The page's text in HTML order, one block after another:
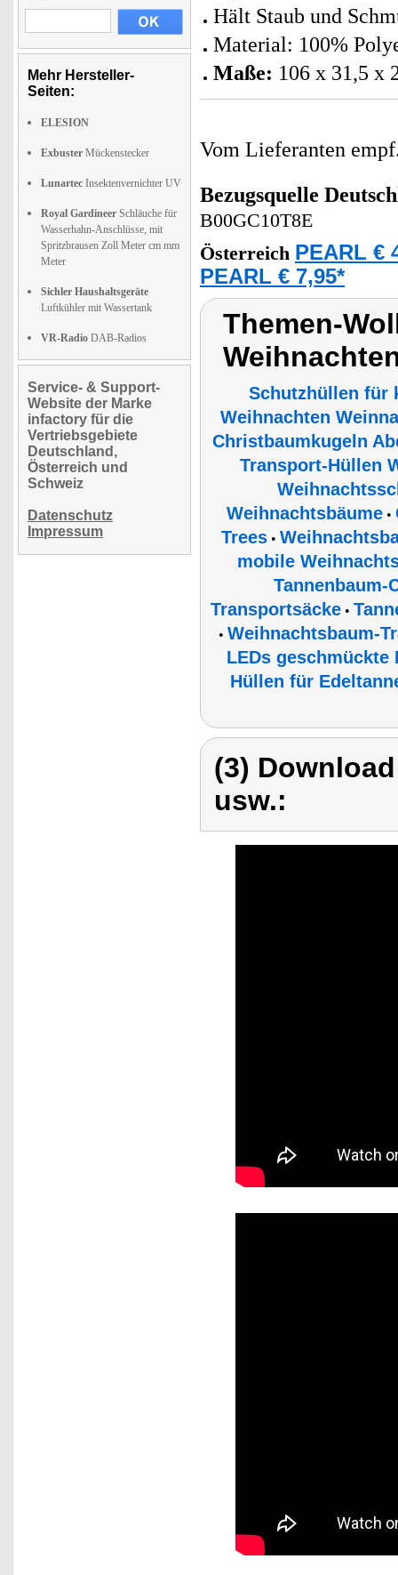
Mehr Hersteller-
Seiten:
ELESION
Exbuster Mückenstecker
Lunartec Insektenvernichter UV
Royal Gardineer Schläuche für
Wasserhahn-Anschlüsse, mit
Spritzbrausen Zoll Meter cm mm
Meter
Sichler Haushaltsgeräte
Luftkühler mit Wassertank
VR-Radio DAB-Radios
Service- & Support-
Website der Marke
infactory für die
Vertriebsgebiete
Deutschland,
Österreich und
Schweiz
Datenschutz
Impressum
Hält Staub und
Material: 100%
Maße: 106 x 31,5 x
Vom Lieferanten
Bezugsquelle
B00GC10T8E
Österreich PEARL €
PEARL € 7,95*
Themen-
Schutzhüllen für
Weihnachten
Christbaumkugeln
Transport-Hüllen
Weihnachtsbäume •
Trees•
mobile
Tannenbaum-
Transportsäcke •
• Weihnachtsbaum-
LEDs
Hüllen für
(3)
usw.: